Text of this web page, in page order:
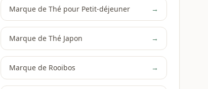
Marque de Thé pour Petit-déjeuner →
Marque de Thé Japon →
Marque de Rooibos →